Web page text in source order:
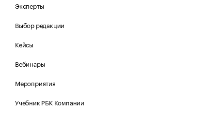
Эксперты
Выбор редакции
Кейсы
Вебинары
Мероприятия
Учебник РБК Компании